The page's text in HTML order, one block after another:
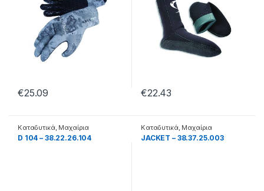
€25.09 €22.43
Καταδυτικά, Μαχαίρια
D 104 – 38.22.26.104
Καταδυτικά, Μαχαίρια
JACKET – 38.37.25.003